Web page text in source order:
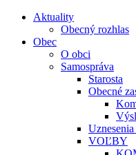
Aktuality
Obecný rozhlas
Obec
O obci
Samospráva
Starosta
Obecné
VOĽBY